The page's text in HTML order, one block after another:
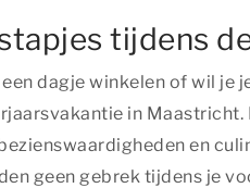
tijdens
dagje winkelen of wil
in
en
geen gebrek tijdens je